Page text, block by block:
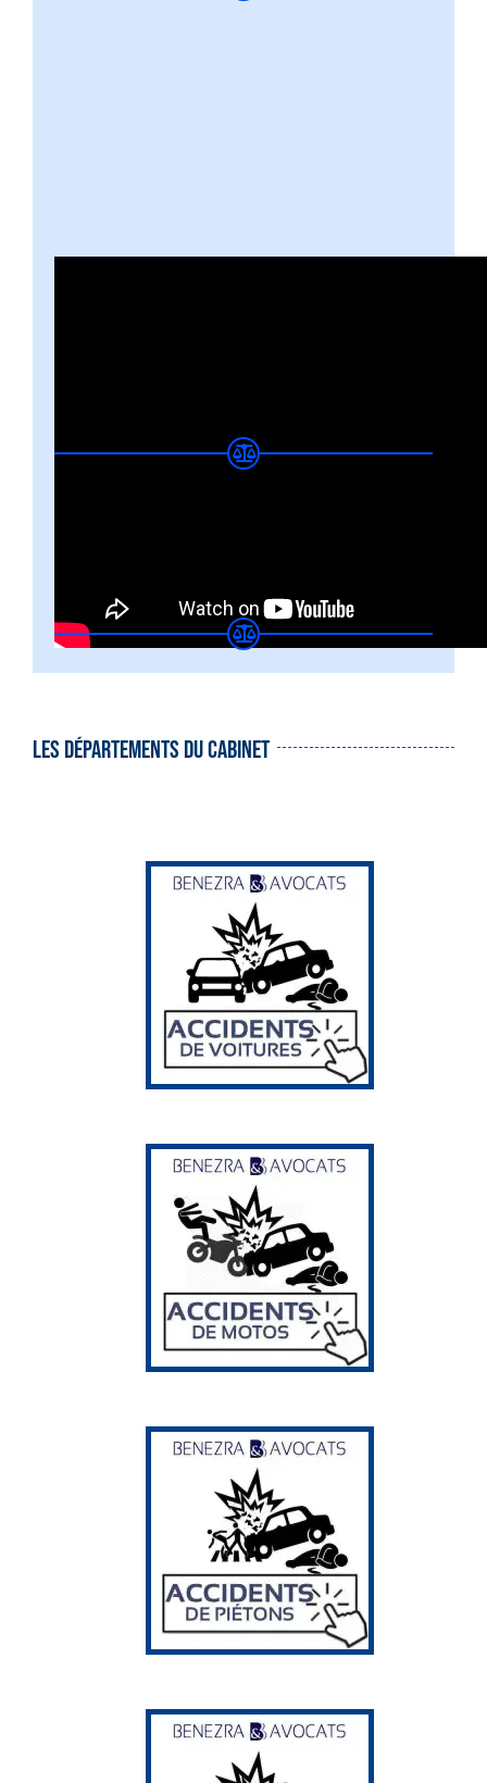
LES DÉPARTEMENTS DU CABINET